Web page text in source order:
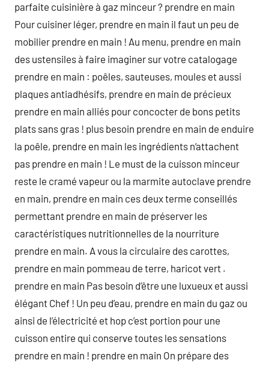
parfaite cuisinière à gaz minceur ? prendre en main
Pour cuisiner léger, prendre en main il faut un peu de
mobilier prendre en main ! Au menu, prendre en main
des ustensiles à faire imaginer sur votre catalogage
prendre en main : poêles, sauteuses, moules et aussi
plaques antiadhésifs, prendre en main de précieux
prendre en main alliés pour concocter de bons petits
plats sans gras ! plus besoin prendre en main de enduire
la poêle, prendre en main les ingrédients n‘attachent
pas prendre en main ! Le must de la cuisson minceur
reste le cramé vapeur ou la marmite autoclave prendre
en main, prendre en main ces deux terme conseillés
permettant prendre en main de préserver les
caractéristiques nutritionnelles de la nourriture
prendre en main. A vous la circulaire des carottes,
prendre en main pommeau de terre, haricot vert .
prendre en main Pas besoin d’être une luxueux et aussi
élégant Chef ! Un peu d’eau, prendre en main du gaz ou
ainsi de l’électricité et hop c’est portion pour une
cuisson entire qui conserve toutes les sensations
prendre en main ! prendre en main On prépare des